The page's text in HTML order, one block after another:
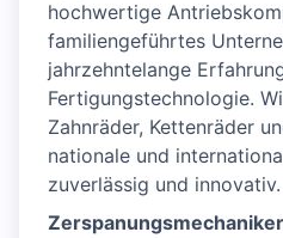
hochwertige
familiengeführtes
jahrzehntelange
Fertigungstechnologie.
Zahnräder, Kettenräder
nationale und
zuverlässig und innovativ.